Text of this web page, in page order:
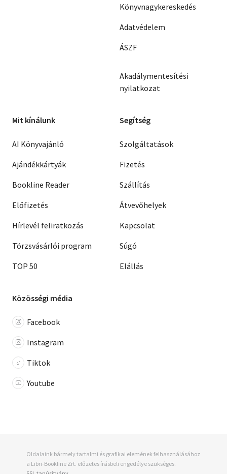
Könyvnagykereskedés
Adatvédelem
ÁSZF
Akadálymentesítési
nyilatkozat
Mit kínálunk
AI Könyvajánló
Ajándékkártyák
Bookline Reader
Előfizetés
Hírlevél feliratkozás
Törzsvásárlói program
TOP 50
Segítség
Szolgáltatások
Fizetés
Szállítás
Átvevőhelyek
Kapcsolat
Súgó
Elállás
Közösségi média
Facebook
Instagram
Tiktok
Youtube
Oldalaink bármely tartalmi és grafikai elemének felhasználásához
a Libri-Bookline Zrt. előzetes írásbeli engedélye szükséges.